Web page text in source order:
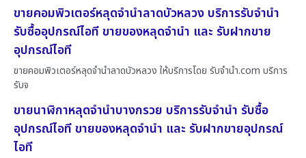
ขายคอมพิวเตอร์หลุดจำนำลาดบัวหลวง บริการรับจำนำ
รับซื้ออุปกรณ์ไอที ขายของหลุดจำนำ และ รับฝากขาย
อุปกรณ์ไอที
ขายคอมพิวเตอร์หลุดจำนำลาดบัวหลวง ให้บริการโดย รับจํานํา.com บริการ
รับจ
ขายนาฬิกาหลุดจำนำบางกรวย บริการรับจำนำ รับซื้อ
อุปกรณ์ไอที ขายของหลุดจำนำ และ รับฝากขายอุปกรณ์
ไอที